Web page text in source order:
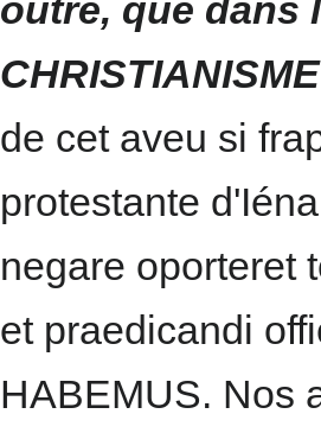
outre, que dans
CHRISTIANISME
de cet aveu si
protestante
negare oporteret
et praedicandi
HABEMUS. Nos